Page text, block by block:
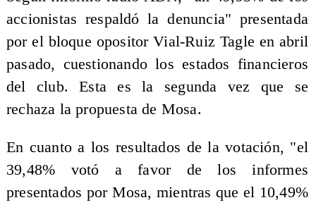
accionistas respaldó la denuncia" presentada
por el bloque opositor Vial-Ruiz Tagle en abril
pasado, cuestionando los estados financieros
del club. Esta es la segunda vez que se
rechaza la propuesta de Mosa.
En cuanto a los resultados de la votación, "el
39,48% votó a favor de los informes
presentados por Mosa, mientras que el 10,49%